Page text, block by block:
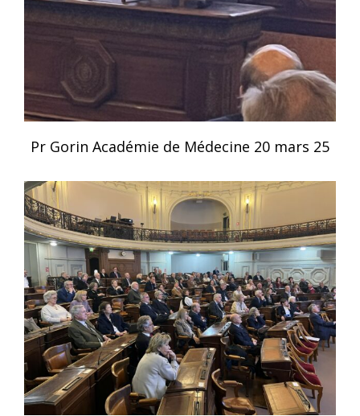
Pr Gorin Académie de Médecine 20 mars 25